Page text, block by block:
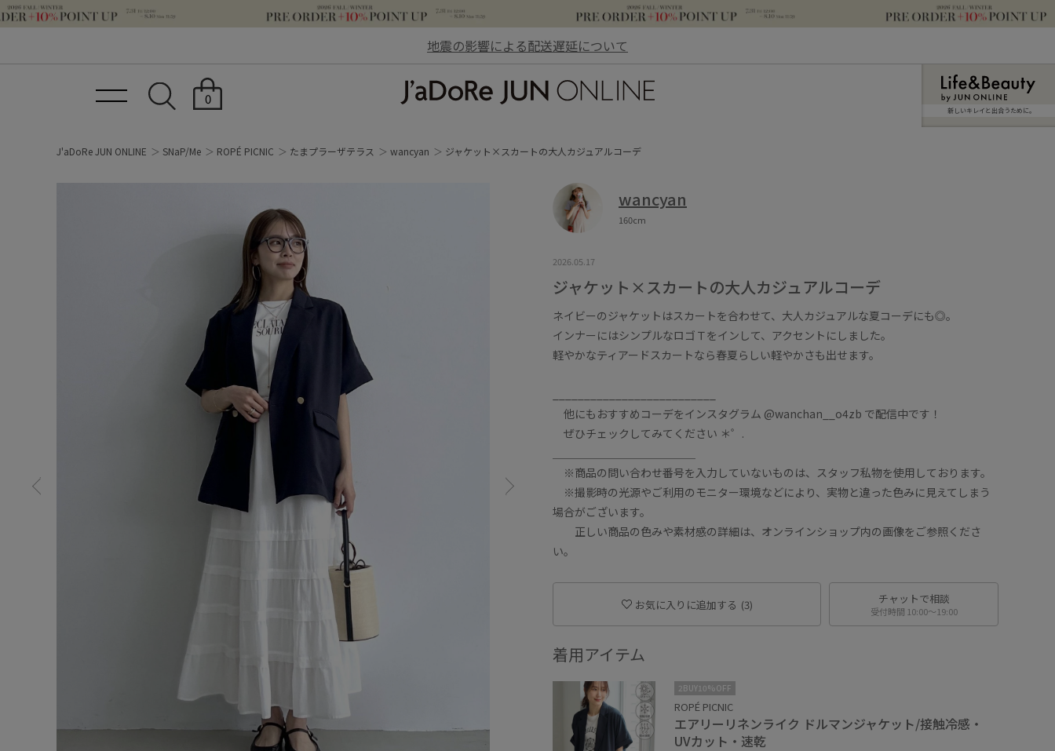
地震の影響による配送遅延について
0
新しいキレイと出合うために。
J'aDoRe JUN ONLINE SNaP/Me ROPÉ PICNIC たまプラーザテラス wancyan ジャケット×スカートの大人カジュアルコーデ
wancyan
160cm
2026.05.17
ジャケット×スカートの大人カジュアルコーデ
ネイビーのジャケットはスカートを合わせて、大人カジュアルな夏コーデにも◎。
インナーにはシンプルなロゴＴをインして、アクセントにしました。
軽やかなティアードスカートなら春夏らしい軽やかさも出せます。
他にもおすすめコーデをインスタグラム @wanchan__o4zb で配信中です！
ぜひチェックしてみてください ＊゜.
※商品の問い合わせ番号を入力していないものは、スタッフ私物を使用しております。
※撮影時の光源やご利用のモニター環境などにより、実物と違った色みに見えてしまう
場合がございます。
正しい商品の色みや素材感の詳細は、オンラインショップ内の画像をご参照くださ
い。
お気に入りに追加する (3) チャットで相談
受付時間 10:00〜19:00
着用アイテム
2BUY10%OFF
ROPÉ PICNIC
エアリーリネンライク ドルマンジャケット/接触冷感・
UVカット・速乾